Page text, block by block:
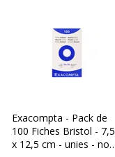
Exacompta - Pack de
100 Fiches Bristol - 7,5
x 12,5 cm - unies - non